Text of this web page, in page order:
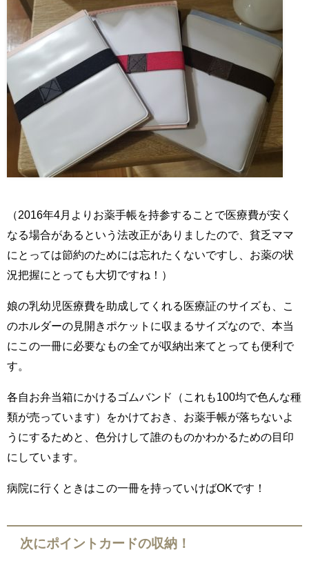
（2016年4月よりお薬手帳を持参することで医療費が安く
なる場合があるという法改正がありましたので、貧乏ママ
にとっては節約のためには忘れたくないですし、お薬の状
況把握にとっても大切ですね！）
娘の乳幼児医療費を助成してくれる医療証のサイズも、こ
のホルダーの見開きポケットに収まるサイズなので、本当
にこの一冊に必要なもの全てが収納出来てとっても便利で
す。
各自お弁当箱にかけるゴムバンド（これも100均で色んな種
類が売っています）をかけておき、お薬手帳が落ちないよ
うにするためと、色分けして誰のものかわかるための目印
にしています。
病院に行くときはこの一冊を持っていけばOKです！
次にポイントカードの収納！